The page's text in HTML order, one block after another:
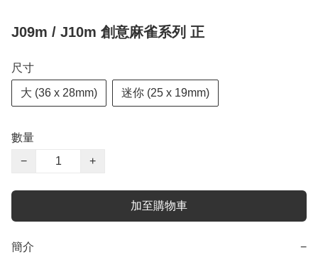
J09m / J10m 創意麻雀系列 正
尺寸
大 (36 x 28mm) 迷你 (25 x 19mm)
數量
−
+
加至購物車
簡介 −